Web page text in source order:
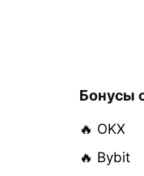
Бонусы
🔥 OKX
🔥 Bybit